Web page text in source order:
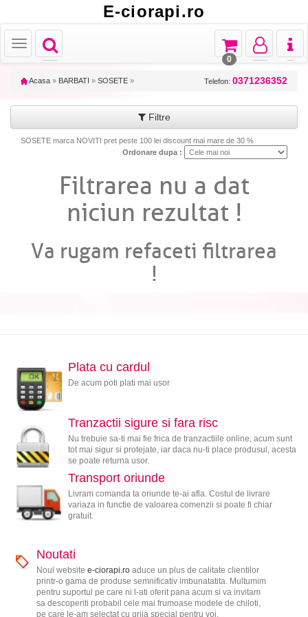
E-ciorapi.ro
Toggle
navigation
Toggle
Toggle
navigation
Toggle
navigation
Toggle
navigation
0
Acasa » BARBATI » SOSETE » Telefon: 0371236352
Filtre
SOSETE marca NOVITI pret peste 100 lei discount mai mare de 30 %
Ordonare dupa :
Filtrarea nu a dat
niciun rezultat !
Va rugam refaceti filtrarea
!
Plata cu cardul
De acum poti plati mai usor
Tranzactii sigure si fara risc
Nu trebuie sa-ti mai fie frica de tranzactiile online, acum sunt
tot mai sigur si protejate, iar daca nu-ti place produsul, acesta
se poate returna usor.
Transport oriunde
Livram comanda ta oriunde te-ai afla. Costul de livrare
variaza in functie de valoarea comenzii si poate fi chiar
gratuit.
Noutati
Noul website e-ciorapi.roaduce un plus de calitate clientilor
printr-o gama de produse semnificativ imbunatatita. Multumim
pentru suportul pe care ni l-ati oferit pana acum si va invitam
sa descoperiti probabil cele mai frumoase modele de chiloti,
pe care le-am selectat cu grija special pentru voi.